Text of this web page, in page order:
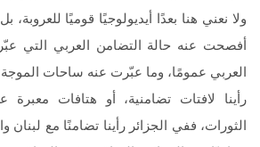
ولا نعني هنا بعدًا أيديولوجيًا قوميًا للعروبة،
أفصحت عنه حالة التضامن العربي التي
العربي عمومًا، وما عبّرت عنه ساحات الموجة
رأينا لافتات تضامنية، أو هتافات
الثورات، ففي الجزائر رأينا تضامنًا مع